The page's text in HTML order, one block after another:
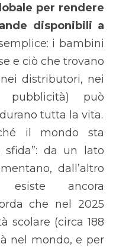
per rendere
disponibili a
i bambini
e ciò che trovano
distributori, nei
può
tutta la vita.
il mondo sta
sfida”: da un lato
dall’altro
ancora
che nel 2025
scolare (circa 188
nel mondo, e per